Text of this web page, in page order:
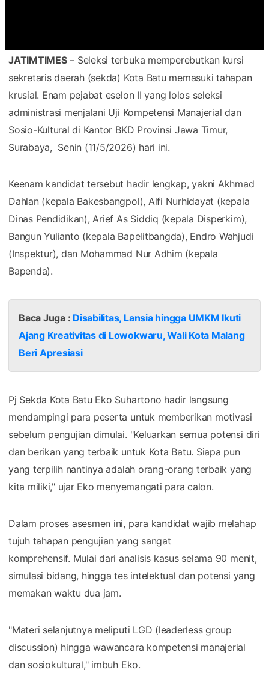
JATIMTIMES– Seleksi terbuka memperebutkan kursi
sekretaris daerah (sekda) Kota Batu memasuki tahapan
krusial. Enam pejabat eselon II yang lolos seleksi
administrasi menjalani Uji Kompetensi Manajerial dan
Sosio-Kultural di Kantor BKD Provinsi Jawa Timur,
Surabaya, Senin (11/5/2026) hari ini.
Keenam kandidat tersebut hadir lengkap, yakni Akhmad
Dahlan (kepala Bakesbangpol), Alfi Nurhidayat (kepala
Dinas Pendidikan), Arief As Siddiq (kepala Disperkim),
Bangun Yulianto (kepala Bapelitbangda), Endro Wahjudi
(Inspektur), dan Mohammad Nur Adhim (kepala
Bapenda).
Baca Juga : Disabilitas, Lansia hingga UMKM Ikuti
Ajang Kreativitas di Lowokwaru, Wali Kota Malang
Beri Apresiasi
Pj Sekda Kota Batu Eko Suhartono hadir langsung
mendampingi para peserta untuk memberikan motivasi
sebelum pengujian dimulai. "Keluarkan semua potensi diri
dan berikan yang terbaik untuk Kota Batu. Siapa pun
yang terpilih nantinya adalah orang-orang terbaik yang
kita miliki," ujar Eko menyemangati para calon.
Dalam proses asesmen ini, para kandidat wajib melahap
tujuh tahapan pengujian yang sangat
komprehensif. Mulai dari analisis kasus selama 90 menit,
simulasi bidang, hingga tes intelektual dan potensi yang
memakan waktu dua jam.
"Materi selanjutnya meliputi LGD (leaderless group
discussion) hingga wawancara kompetensi manajerial
dan sosiokultural," imbuh Eko.